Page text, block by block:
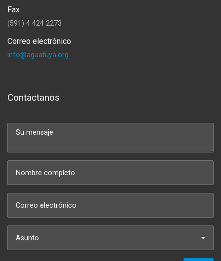
Fax
(591) 4 424 2273
Correo electrónico
info@aguatuya.org
Contáctanos
Asunto